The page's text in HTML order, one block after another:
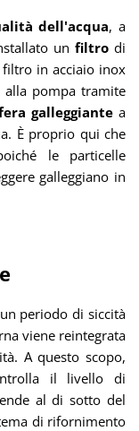
dell'acqua, a
un filtro di
filtro in acciaio inox
pompa tramite
galleggiantea
È proprio qui che
le particelle
galleggiano in
periodo di siccità
viene reintegrata
A questo scopo,
il livello di
al di sotto del
di rifornimento